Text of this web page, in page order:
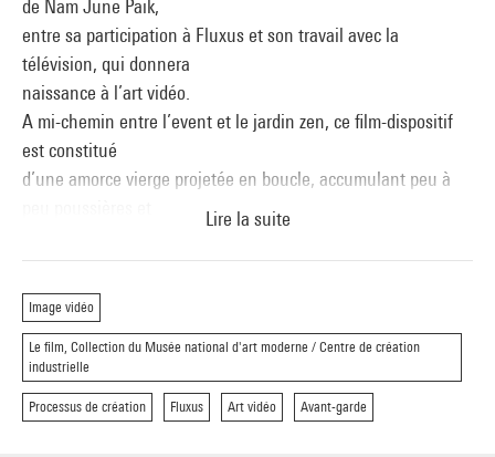
de Nam June Paik,
entre sa participation à Fluxus et son travail avec la
télévision, qui donnera
naissance à l’art vidéo.
A mi-chemin entre l’event et le jardin zen, ce film-dispositif
est constitué
d’une amorce vierge projetée en boucle, accumulant peu à
théâtre d’ombres
sont autant de sentiers qui permettent d’aborder Zen for film
et de suivre ses
répercussions dans nombre d’œuvres contemporaines.
Zen for Film, de Naim June Paik, 1964, 20’ (projeté en boucle
Lire la suite
Image vidéo
Le film, Collection du Musée national d'art moderne / Centre de création
industrielle
Processus de création Fluxus Art vidéo Avant-garde